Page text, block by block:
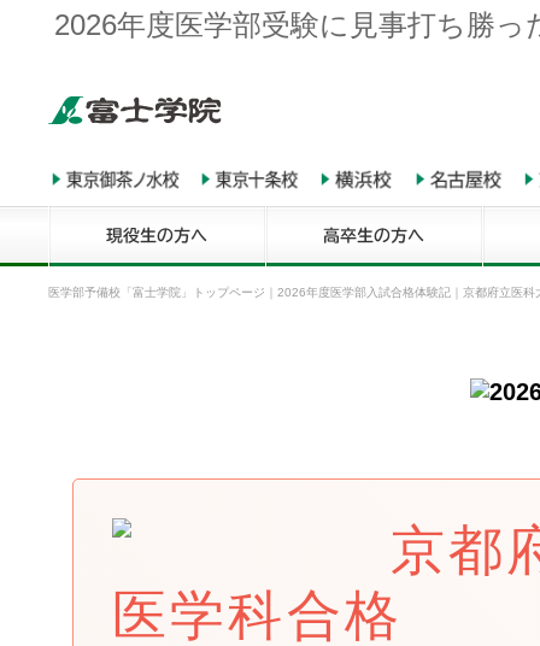
2026年度医学部受験に見事打ち勝
医学部予備校「富士学院」トップページ 2026年度医学部入試合格体験記 京都府立医科
京都
医学科合格